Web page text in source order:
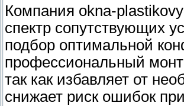
Компания okna-
спектр сопутствующих
подбор оптимальной
профессиональный
так как избавляет от
снижает риск ошибок